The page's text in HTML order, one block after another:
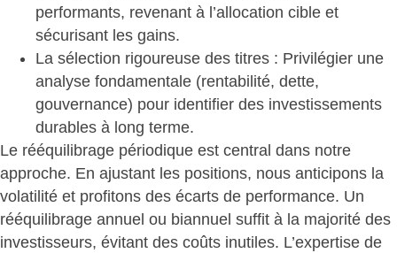
performants, revenant à l’allocation cible et
sécurisant les gains.
La sélection rigoureuse des titres : Privilégier une
analyse fondamentale (rentabilité, dette,
gouvernance) pour identifier des investissements
durables à long terme.
Le rééquilibrage périodique est central dans notre
approche. En ajustant les positions, nous anticipons la
volatilité et profitons des écarts de performance. Un
rééquilibrage annuel ou biannuel suffit à la majorité des
investisseurs, évitant des coûts inutiles. L’expertise de